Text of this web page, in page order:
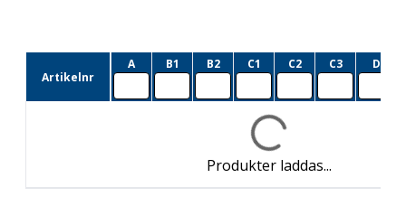
Artikelnr
A B1 B2 C1 C2 C3
D
Produkter laddas...